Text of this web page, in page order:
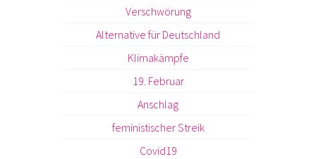
Verschwörung
Alternative für Deutschland
Klimakämpfe
19. Februar
Anschlag
feministischer Streik
Covid19